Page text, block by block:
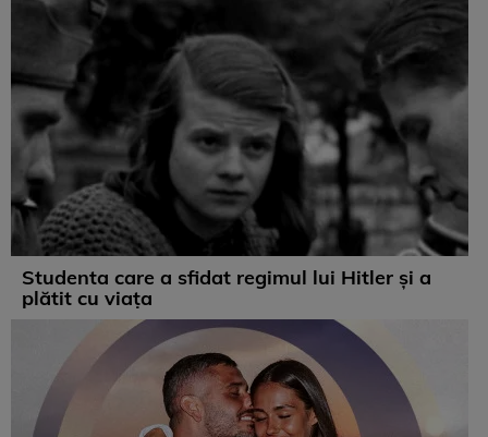
Studenta care a sfidat regimul lui Hitler și a
plătit cu viața